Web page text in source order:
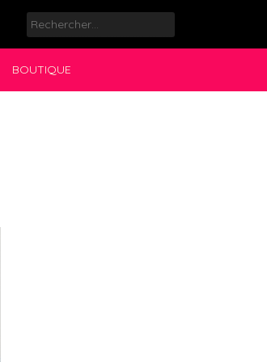
Rechercher :
BOUTIQUE